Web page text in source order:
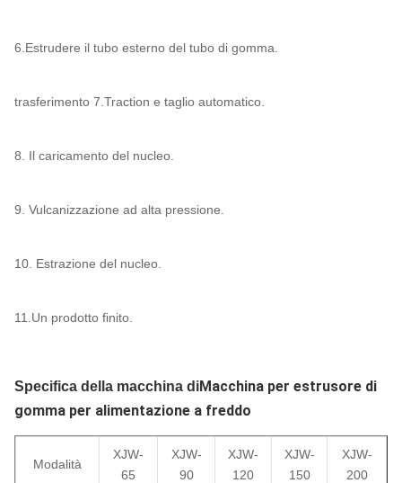
6.Estrudere il tubo esterno del tubo di gomma.
trasferimento 7.Traction e taglio automatico.
8. Il caricamento del nucleo.
9. Vulcanizzazione ad alta pressione.
10. Estrazione del nucleo.
11.Un prodotto finito.
Specifica della macchina diMacchina per estrusore di
gomma per alimentazione a freddo
Modalità
XJW-
65
XJW-
90
XJW-
120
XJW-
150
XJW-
200